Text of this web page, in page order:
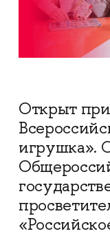
Открыт
игрушка».